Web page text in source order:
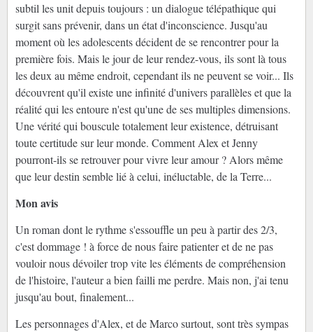
subtil les unit depuis toujours : un dialogue télépathique qui
surgit sans prévenir, dans un état d'inconscience. Jusqu'au
moment où les adolescents décident de se rencontrer pour la
première fois. Mais le jour de leur rendez-vous, ils sont là tous
les deux au même endroit, cependant ils ne peuvent se voir... Ils
découvrent qu'il existe une infinité d'univers parallèles et que la
réalité qui les entoure n'est qu'une de ses multiples dimensions.
Une vérité qui bouscule totalement leur existence, détruisant
toute certitude sur leur monde. Comment Alex et Jenny
pourront-ils se retrouver pour vivre leur amour ? Alors même
que leur destin semble lié à celui, inéluctable, de la Terre...
Mon avis
Un roman dont le rythme s'essouffle un peu à partir des 2/3,
c'est dommage ! à force de nous faire patienter et de ne pas
vouloir nous dévoiler trop vite les éléments de compréhension
de l'histoire, l'auteur a bien failli me perdre. Mais non, j'ai tenu
jusqu'au bout, finalement...
Les personnages d'Alex, et de Marco surtout, sont très sympas